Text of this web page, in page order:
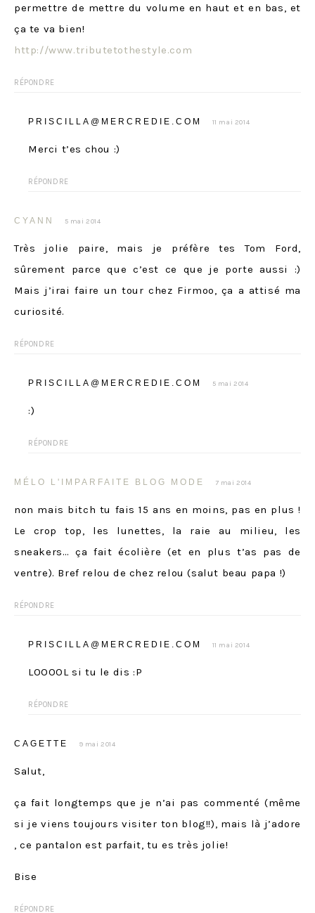
permettre de mettre du volume en haut et en bas, et
ça te va bien!
http://www.tributetothestyle.com
RÉPONDRE
PRISCILLA@MERCREDIE.COM 11 mai 2014
Merci t’es chou :)
RÉPONDRE
CYANN 5 mai 2014
Très jolie paire, mais je préfère tes Tom Ford,
sûrement parce que c’est ce que je porte aussi :)
Mais j’irai faire un tour chez Firmoo, ça a attisé ma
curiosité.
RÉPONDRE
PRISCILLA@MERCREDIE.COM 5 mai 2014
:)
RÉPONDRE
MÉLO L'IMPARFAITE BLOG MODE 7 mai 2014
non mais bitch tu fais 15 ans en moins, pas en plus !
Le crop top, les lunettes, la raie au milieu, les
sneakers… ça fait écolière (et en plus t’as pas de
ventre). Bref relou de chez relou (salut beau papa !)
RÉPONDRE
PRISCILLA@MERCREDIE.COM 11 mai 2014
LOOOOL si tu le dis :P
RÉPONDRE
CAGETTE 9 mai 2014
Salut,
ça fait longtemps que je n’ai pas commenté (même
si je viens toujours visiter ton blog!!), mais là j’adore
, ce pantalon est parfait, tu es très jolie!
Bise
RÉPONDRE